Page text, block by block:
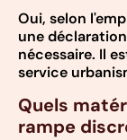
Oui, selon
une
nécessaire. Il
service
Quels
rampe